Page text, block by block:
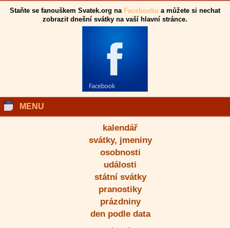
Staňte se fanouškem Svatek.org na Facebooku a můžete si nechat
zobrazit dnešní svátky na vaší hlavní stránce.
MENU
kalendář
svátky, jmeniny
osobnosti
události
státní svátky
pranostiky
prázdniny
den podle data